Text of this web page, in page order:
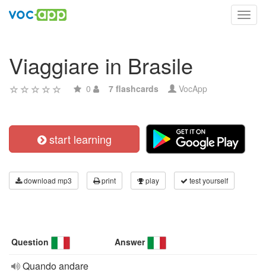
Viaggiare in Brasile
0 7 flashcards VocApp
start learning
download mp3 print play test yourself
Question Answer
Quando andare